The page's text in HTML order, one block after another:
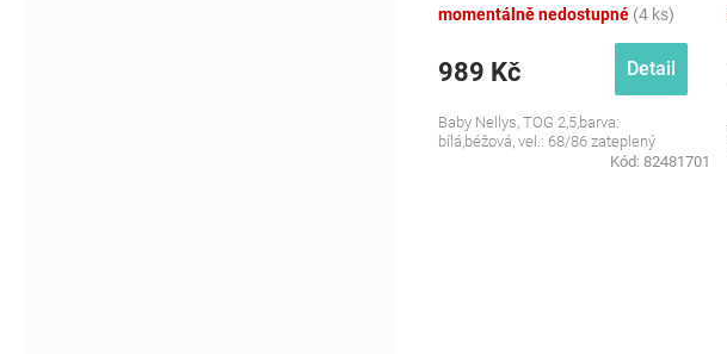
momentálně nedostupné (4 ks)
989 Kč Detail
Baby Nellys, TOG 2,5,barva:
bílá,béžová, vel.: 68/86 zateplený
Kód: 82481701